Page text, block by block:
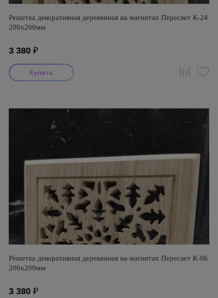
Решетка декоративная деревянная на магнитах Пересвет К-24
200х200мм
3 380 ₽
Решетка декоративная деревянная на магнитах Пересвет К-06
200х200мм
3 380 ₽